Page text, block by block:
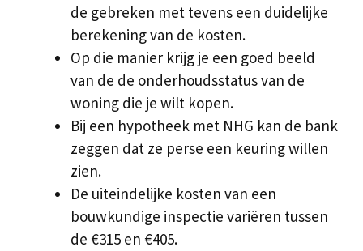
de gebreken met tevens een duidelijke
berekening van de kosten.
Op die manier krijg je een goed beeld
van de de onderhoudsstatus van de
woning die je wilt kopen.
Bij een hypotheek met NHG kan de bank
zeggen dat ze perse een keuring willen
zien.
De uiteindelijke kosten van een
bouwkundige inspectie variëren tussen
de €315 en €405.